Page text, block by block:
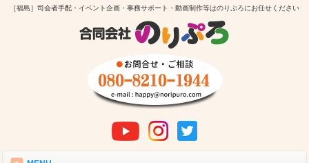
［福島］司会者手配・イベント企画・事務サポート・動画制作等はのりぷろにお任せください